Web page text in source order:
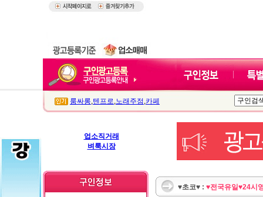
룸싸롱,텐프로,노래주점 ,카페
업소직거래
벼룩시장
♥초코♥ : ♥전국유일♥24시